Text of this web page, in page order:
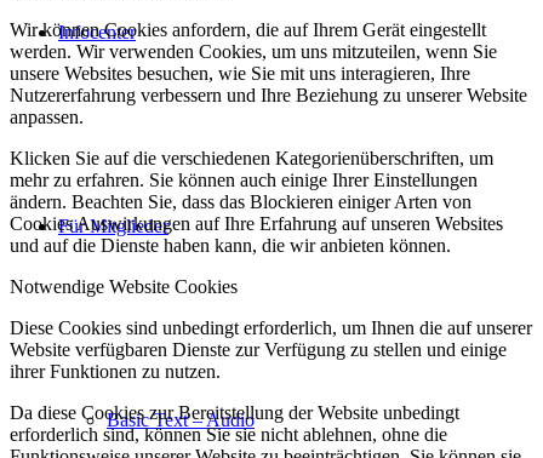
Infocenter
Für Mitglieder
Basic Text – Audio
Wir können Cookies anfordern, die auf Ihrem Gerät eingestellt
werden. Wir verwenden Cookies, um uns mitzuteilen, wenn Sie
unsere Websites besuchen, wie Sie mit uns interagieren, Ihre
Nutzererfahrung verbessern und Ihre Beziehung zu unserer Website
anpassen.
Klicken Sie auf die verschiedenen Kategorienüberschriften, um
mehr zu erfahren. Sie können auch einige Ihrer Einstellungen
ändern. Beachten Sie, dass das Blockieren einiger Arten von
Cookies Auswirkungen auf Ihre Erfahrung auf unseren Websites
und auf die Dienste haben kann, die wir anbieten können.
Notwendige Website Cookies
Diese Cookies sind unbedingt erforderlich, um Ihnen die auf unserer
Website verfügbaren Dienste zur Verfügung zu stellen und einige
ihrer Funktionen zu nutzen.
Da diese Cookies zur Bereitstellung der Website unbedingt
erforderlich sind, können Sie sie nicht ablehnen, ohne die